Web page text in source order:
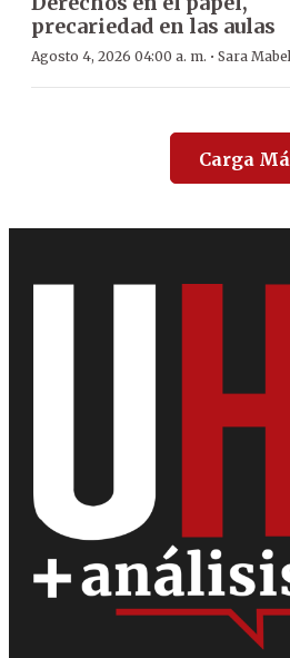
precariedad en las aulas
Agosto 4, 2026 04:00 a. m. · Sara
Carga